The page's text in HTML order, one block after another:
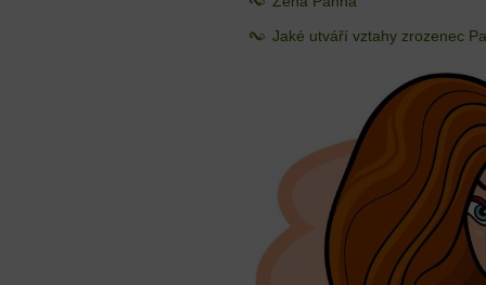
Jaké utváří vztahy zrozenec